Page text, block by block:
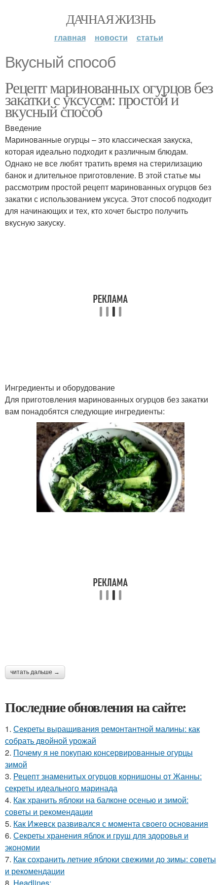
ДАЧНАЯ ЖИЗНЬ
главная новости статьи
Вкусный способ
Рецепт маринованных огурцов без
закатки с уксусом: простой и
вкусный способ
Введение
Маринованные огурцы – это классическая закуска,
которая идеально подходит к различным блюдам.
Однако не все любят тратить время на стерилизацию
банок и длительное приготовление. В этой статье мы
рассмотрим простой рецепт маринованных огурцов без
закатки с использованием уксуса. Этот способ подходит
для начинающих и тех, кто хочет быстро получить
вкусную закуску.
Ингредиенты и оборудование
Для приготовления маринованных огурцов без закатки
вам понадобятся следующие ингредиенты:
читать дальше →
Последние обновления на сайте:
1. Секреты выращивания ремонтантной малины: как
собрать двойной урожай
2. Почему я не покупаю консервированные огурцы
зимой
3. Рецепт знаменитых огурцов корнишоны от Жанны:
секреты идеального маринада
4. Как хранить яблоки на балконе осенью и зимой:
советы и рекомендации
5. Как Ижевск развивался с момента своего основания
6. Секреты хранения яблок и груш для здоровья и
экономии
7. Как сохранить летние яблоки свежими до зимы: советы
и рекомендации
8. Headlines: